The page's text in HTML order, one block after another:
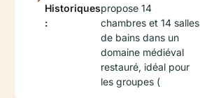
Historiques
:
propose 14
chambres et 14 salles
de bains dans un
domaine médiéval
restauré, idéal pour
les groupes (